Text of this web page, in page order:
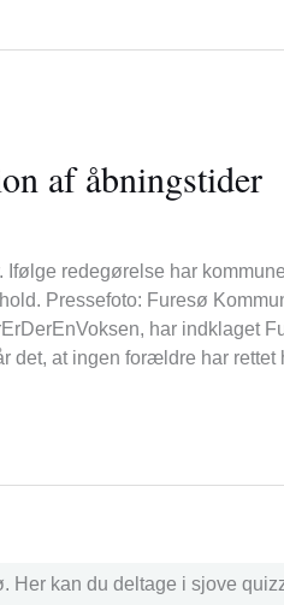
af åbningstider
redegørelse har
Pressefoto: Furesø
har indklaget
det, at ingen forældre har
kan du deltage i sjove